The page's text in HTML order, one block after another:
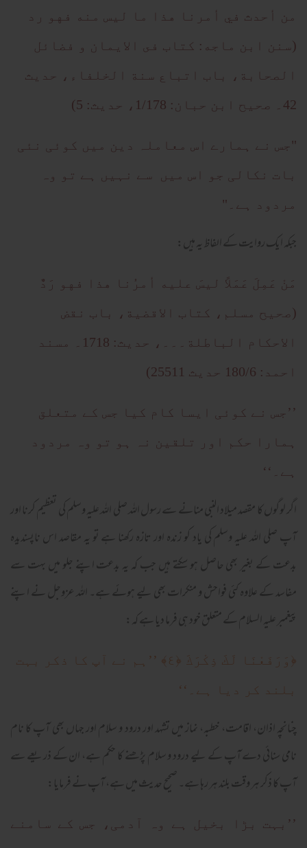
من أحدث في أمرنا هذا ما ليس منه فهو رد
(سنن ابن ماجه: كتاب فى الايمان و فضائل
الصحابة، باب اتباع سنة الخلفاء، حديث
42۔ صحيح ابن حبان: 1/178، حديث: 5)
"جس نے ہمارے اس معاملہ دین میں کوئی نئی
بات نکالی جو اس میں سے نہیں ہے تو وہ
مردود ہے۔"
جبکہ ایک روایت کے الفاظ یہ ہیں:
مَنْ عَمِلَ عَمَلاً ليسَ عليه أمرُنا هذا فهو رَدٌّ
(صحيح مسلم، كتاب الاقضية، باب نقض
الاحكام الباطلة۔۔۔، حديث: 1718۔ مسند
احمد: 180/6 حديث 25511)
’’جس نے کوئی ایسا کام کیا جس کے متعلق
ہمارا حکم اور تلقین نہ ہو تو وہ مردود
ہے۔‘‘
اگر لوگوں کا مقصد میلاد النبی منانے سے رسول اللہ صلی اللہ علیہ وسلم کی تعظیم کرنا اور
آپ صلی اللہ علیہ وسلم کی یاد کو زندہ اور تازہ رکھنا ہے تو یہ مقاصد اس ناپسندیدہ
بدعت کے بغیر بھی حاصل ہو سکتے ہیں جب کہ یہ بدعت اپنے جلو میں بہت سے
مفاسد کے علاوہ کئی فواحش و منکرات بھی لیے ہوئے ہے۔ اللہ عزوجل نے اپنے
پیغمبر علیہ السلام کے متعلق خود ہی فرما دیا ہے کہ:
﴿وَرَفَعْنَا لَكَ ذِكْرَكَ ﴿٤﴾
’’ہم نے آپ کا ذکر بہت
بلند کر دیا ہے۔‘‘
چنانچہ اذان، اقامت، خطبہ، نماز میں تشہد اور درود و سلام اور جہاں بھی آپ کا نام
نامی سنائی دے آپ کے لیے درود و سلام پڑھنے کا حکم ہے، ان کے ذریعے سے
آپ کا ذکر ہر وقت بلند ہر رہا ہے۔ صحیح حدیث میں ہے، آپ نے فرمایا:
’’بہت بڑا بخیل ہے وہ آدمی، جس کے سامنے